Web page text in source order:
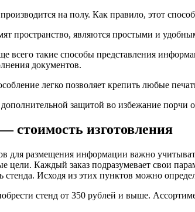
на полу. Как правило, этот
пространство, являются простыми и
такие способы представления
документов.
легко позволяет крепить любые
защитой во избежание порчи
изготовления
для размещения информации важно
цели. Каждый заказ подразумевает свои
стенда. Исходя из этих пунктов можно
стенд от 350 рублей и выше.